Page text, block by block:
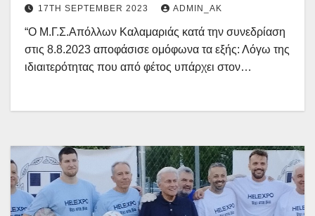
17TH SEPTEMBER 2023 ADMIN_AK
“Ο Μ.Γ.Σ.Απόλλων Καλαμαριάς κατά την συνεδρίαση
στις 8.8.2023 αποφάσισε ομόφωνα τα εξής: Λόγω της
ιδιαιτερότητας που από φέτος υπάρχει στον…